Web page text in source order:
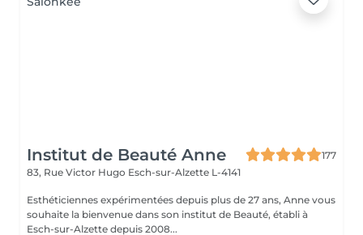
Institut de Beauté Anne
177
83, Rue Victor Hugo Esch-sur-Alzette L-4141
Esthéticiennes expérimentées depuis plus de 27 ans, Anne vous
souhaite la bienvenue dans son institut de Beauté, établi à
Esch-sur-Alzette depuis 2008...